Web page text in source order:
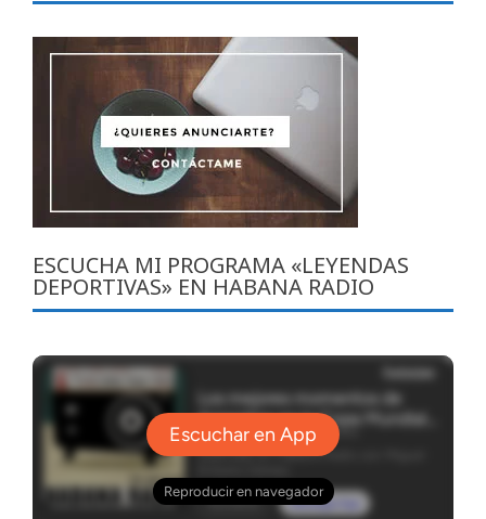
ESCUCHA MI PROGRAMA «LEYENDAS
DEPORTIVAS» EN HABANA RADIO